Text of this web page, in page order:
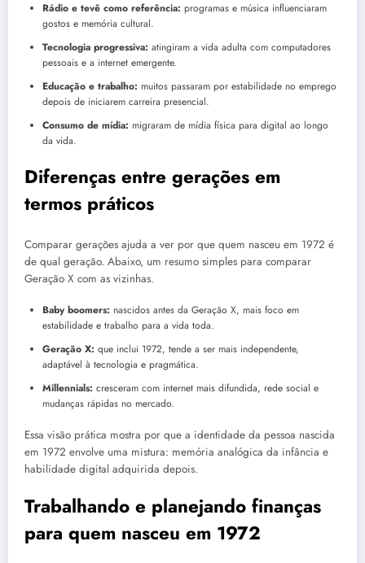
Rádio e tevê como referência: programas e música influenciaram
gostos e memória cultural.
Tecnologia progressiva: atingiram a vida adulta com computadores
pessoais e a internet emergente.
Educação e trabalho: muitos passaram por estabilidade no emprego
depois de iniciarem carreira presencial.
Consumo de mídia: migraram de mídia física para digital ao longo
da vida.
Diferenças entre gerações em
termos práticos
Comparar gerações ajuda a ver por que quem nasceu em 1972 é
de qual geração. Abaixo, um resumo simples para comparar
Geração X com as vizinhas.
Baby boomers: nascidos antes da Geração X, mais foco em
estabilidade e trabalho para a vida toda.
Geração X: que inclui 1972, tende a ser mais independente,
adaptável à tecnologia e pragmática.
Millennials: cresceram com internet mais difundida, rede social e
mudanças rápidas no mercado.
Essa visão prática mostra por que a identidade da pessoa nascida
em 1972 envolve uma mistura: memória analógica da infância e
habilidade digital adquirida depois.
Trabalhando e planejando finanças
para quem nasceu em 1972